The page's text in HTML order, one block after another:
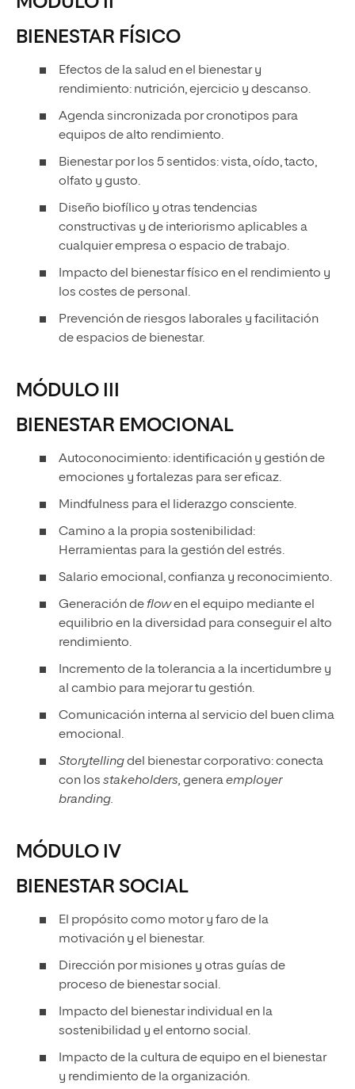
BIENESTAR FÍSICO
Efectos de la salud en el bienestar y
rendimiento: nutrición, ejercicio y descanso.
Agenda sincronizada por cronotipos para
equipos de alto rendimiento.
Bienestar por los 5 sentidos: vista, oído, tacto,
olfato y gusto.
Diseño biofílico y otras tendencias
constructivas y de interiorismo aplicables a
cualquier empresa o espacio de trabajo.
Impacto del bienestar físico en el rendimiento y
los costes de personal.
Prevención de riesgos laborales y facilitación
de espacios de bienestar.
MÓDULO III
BIENESTAR EMOCIONAL
Autoconocimiento: identificación y gestión de
emociones y fortalezas para ser eficaz.
Mindfulness para el liderazgo consciente.
Camino a la propia sostenibilidad:
Herramientas para la gestión del estrés.
Salario emocional, confianza y reconocimiento.
Generación deflowen el equipo mediante el
equilibrio en la diversidad para conseguir el alto
rendimiento.
Incremento de la tolerancia a la incertidumbre y
al cambio para mejorar tu gestión.
Comunicación interna al servicio del buen clima
emocional.
Storytellingdel bienestar corporativo: conecta
con los stakeholders, generaemployer
branding.
MÓDULO IV
BIENESTAR SOCIAL
El propósito como motor y faro de la
motivación y el bienestar.
Dirección por misiones y otras guías de
proceso de bienestar social.
Impacto del bienestar individual en la
sostenibilidad y el entorno social.
Impacto de la cultura de equipo en el bienestar
y rendimiento de la organización.